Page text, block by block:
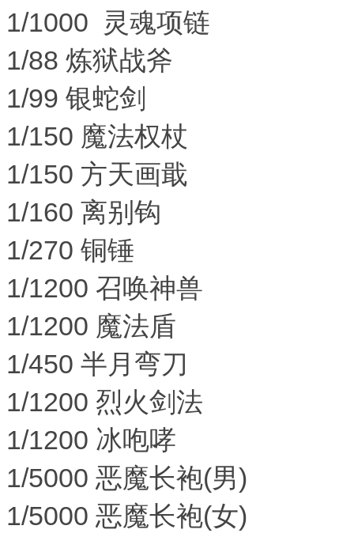
1/1000 灵魂项链
1/88 炼狱战斧
1/99 银蛇剑
1/150 魔法权杖
1/150 方天画戢
1/160 离别钩
1/270 铜锤
1/1200 召唤神兽
1/1200 魔法盾
1/450 半月弯刀
1/1200 烈火剑法
1/1200 冰咆哮
1/5000 恶魔长袍(男)
1/5000 恶魔长袍(女)